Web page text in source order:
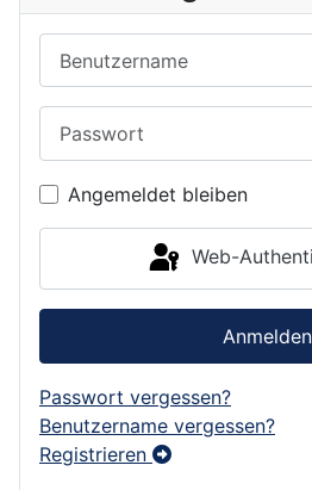
Angemeldet bleiben
Web-
Anmelden
Passwort vergessen?
Benutzername vergessen?
Registrieren